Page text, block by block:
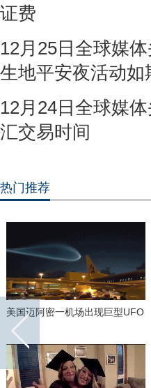
证费
12月25日全球媒
生地平安夜活动如
12月24日全球媒
汇交易时间
热门推荐
美国迈阿密一机场出现巨型UFO